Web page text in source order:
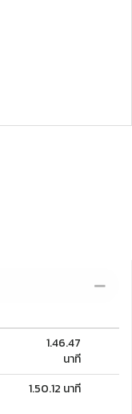
1.46.47
นาที
1.50.12 นาที